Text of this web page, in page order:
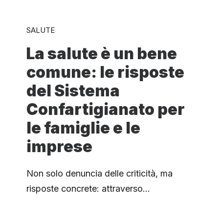
SALUTE
La salute è un bene
comune: le risposte
del Sistema
Confartigianato per
le famiglie e le
imprese
Non solo denuncia delle criticità, ma
risposte concrete: attraverso…